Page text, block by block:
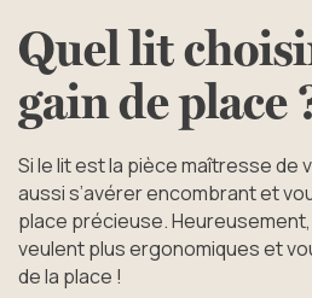
Quel lit
gain de place
Si le lit est la pièce maîtresse de
aussi s’avérer encombrant et
place précieuse.
veulent plus ergonomiques et
de la place !